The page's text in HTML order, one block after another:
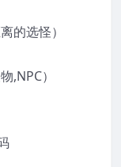
的选怪）
,NPC）